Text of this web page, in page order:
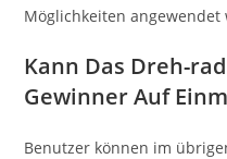
Möglichkeiten angewendet
Kann Das Dreh-
Gewinner Auf
Benutzer können im